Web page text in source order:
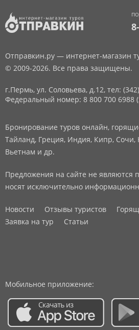
Отправкин.ру — интернет-магазин
© 2009-2026. Все права защищены.
г.Пермь, ул. Соловьева, д.12, тел:
Федеральный номер: 8 800 700 6988
Бронирование туров онлайн,
Тайланд, Греция, Индия, Кипр,
Вьетнам и др.
Предложения на сайте не являются
носят исключительно
Новости Отзывы туристов
Заявка на тур
Статьи
Мобильное приложение: